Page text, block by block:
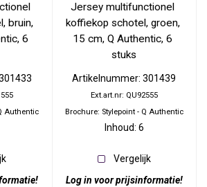
bruin,
6
Authentic
Jersey multifunctionel
koffiekop schotel, groen,
15 cm, Q Authentic, 6
stuks
Artikelnummer: 301439
Ext.art.nr: QU92555
Brochure: Stylepoint - Q Authentic
Inhoud: 6
Vergelijk
Log in voor prijsinformatie!